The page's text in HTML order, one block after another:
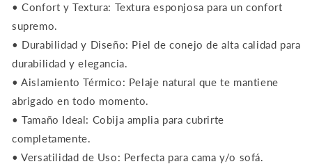
• Confort y Textura: Textura esponjosa para un confort
supremo.
• Durabilidad y Diseño: Piel de conejo de alta calidad para
durabilidad y elegancia.
• Aislamiento Térmico: Pelaje natural que te mantiene
abrigado en todo momento.
• Tamaño Ideal: Cobija amplia para cubrirte
completamente.
• Versatilidad de Uso: Perfecta para cama y/o sofá.